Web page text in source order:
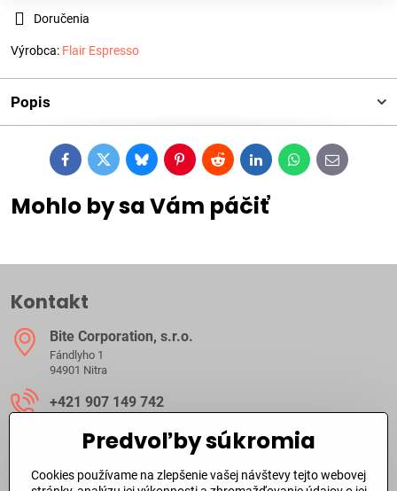
Doručenia
Výrobca: Flair Espresso
Popis
FacebookTwitterBlueskyPinterestRedditLinkedInWhatsApp
E-
mail
Mohlo by sa Vám páčiť
Kontakt
Bite Corporation, s​.r​.o​.
Fándlyho 1
94901 Nitra
+421 907 149 742
ibite​@ibite​.sk
Predvoľby súkromia
Cookies používame na zlepšenie vašej návštevy tejto webovej